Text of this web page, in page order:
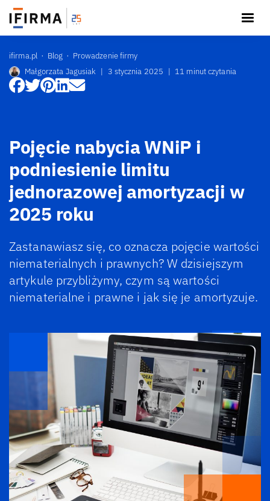
ifirma.pl Blog
Prowadzenie firmy
Małgorzata Jagusiak | 3 stycznia 2025 | 11 minut czytania
Pojęcie nabycia WNiP i
podniesienie limitu
jednorazowej amortyzacji w
2025 roku
Zastanawiasz się, co oznacza pojęcie wartości
niematerialnych i prawnych? W dzisiejszym
artykule przybliżymy, czym są wartości
niematerialne i prawne i jak się je amortyzuje.